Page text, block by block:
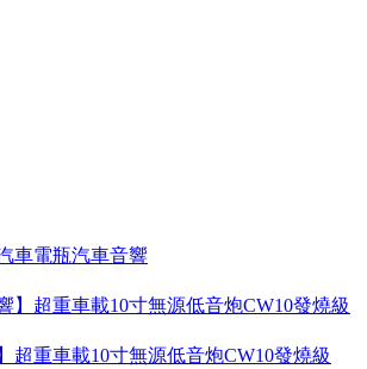
車電瓶汽車音響
超重車載10寸無源低音炮CW10發燒級